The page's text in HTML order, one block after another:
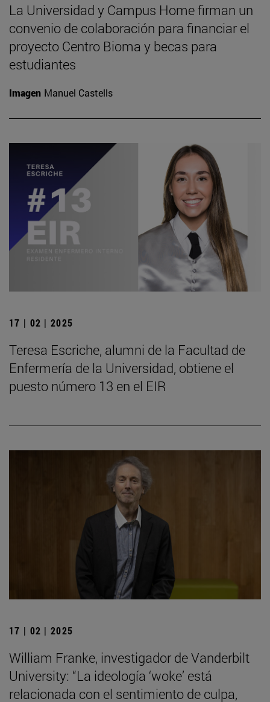
La Universidad y Campus Home firman un
convenio de colaboración para financiar el
proyecto Centro Bioma y becas para
estudiantes
Imagen Manuel Castells
17 | 02 | 2025
Teresa Escriche, alumni de la Facultad de
Enfermería de la Universidad, obtiene el
puesto número 13 en el EIR
17 | 02 | 2025
William Franke, investigador de Vanderbilt
University: “La ideología ‘woke’ está
relacionada con el sentimiento de culpa,